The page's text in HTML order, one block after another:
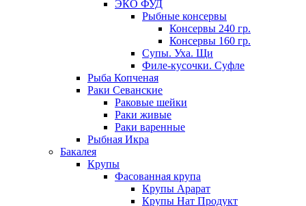
ЭКО ФУД
Рыбные консервы
Консервы 240 гр.
Консервы 160 гр.
Супы. Уха. Щи
Филе-кусочки. Суфле
Рыба Копченая
Раки Севанские
Раковые шейки
Раки живые
Раки варенные
Рыбная Икра
Бакалея
Крупы
Фасованная крупа
Крупы Арарат
Крупы Нат Продукт